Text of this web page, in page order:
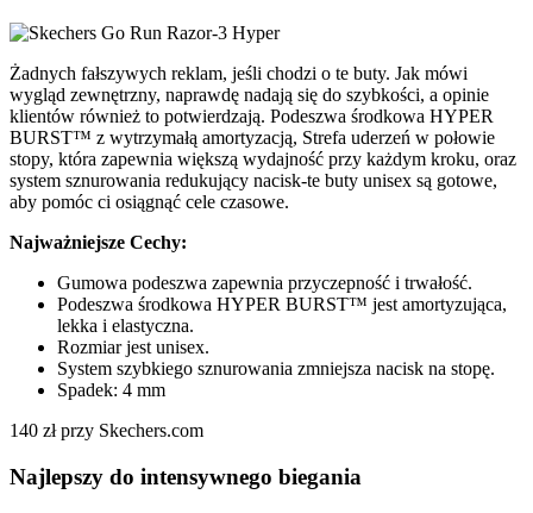
Żadnych fałszywych reklam, jeśli chodzi o te buty. Jak mówi
wygląd zewnętrzny, naprawdę nadają się do szybkości, a opinie
klientów również to potwierdzają. Podeszwa środkowa HYPER
BURST™ z wytrzymałą amortyzacją, Strefa uderzeń w połowie
stopy, która zapewnia większą wydajność przy każdym kroku, oraz
system sznurowania redukujący nacisk-te buty unisex są gotowe,
aby pomóc ci osiągnąć cele czasowe.
Najważniejsze Cechy:
Gumowa podeszwa zapewnia przyczepność i trwałość.
Podeszwa środkowa HYPER BURST™ jest amortyzująca,
lekka i elastyczna.
Rozmiar jest unisex.
System szybkiego sznurowania zmniejsza nacisk na stopę.
Spadek: 4 mm
140 zł przy Skechers.com
Najlepszy do intensywnego biegania